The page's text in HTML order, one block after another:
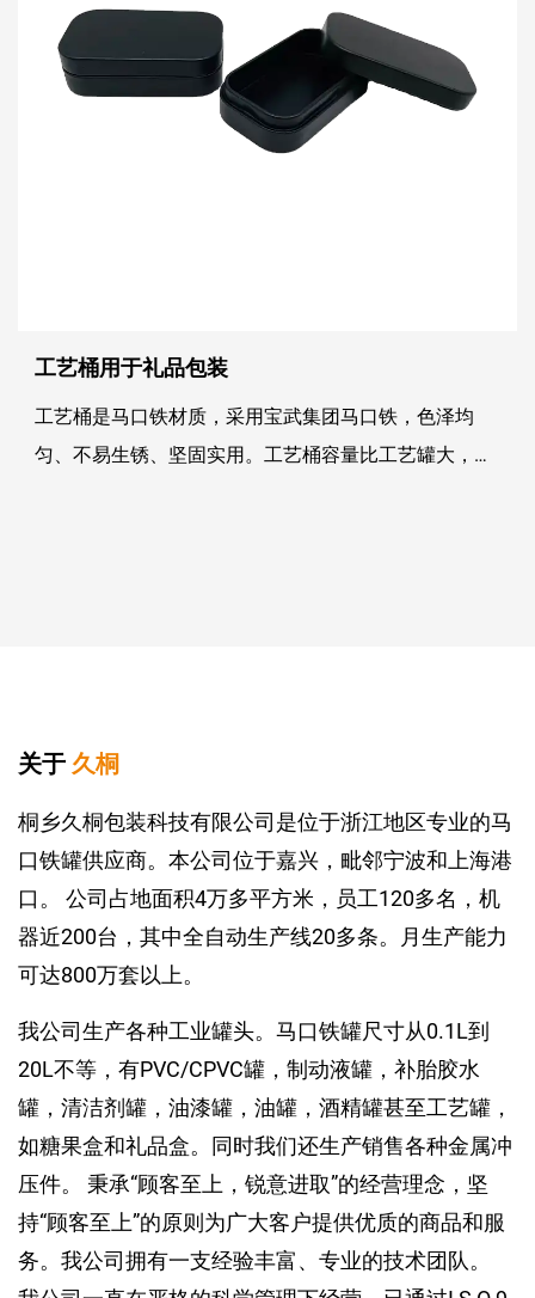
工艺桶用于礼品包装
工艺桶是马口铁材质，采用宝武集团马口铁，色泽均
匀、不易生锈、坚固实用。工艺桶容量比工艺罐大，生
关于 久桐
桐乡久桐包装科技有限公司是位于浙江地区专业的马
口铁罐供应商。本公司位于嘉兴，毗邻宁波和上海港
口。 公司占地面积4万多平方米，员工120多名，机
器近200台，其中全自动生产线20多条。月生产能力
可达800万套以上。
我公司生产各种工业罐头。马口铁罐尺寸从0.1L到
20L不等，有PVC/CPVC罐，制动液罐，补胎胶水
罐，清洁剂罐，油漆罐，油罐，酒精罐甚至工艺罐，
如糖果盒和礼品盒。同时我们还生产销售各种金属冲
压件。 秉承“顾客至上，锐意进取”的经营理念，坚
持“顾客至上”的原则为广大客户提供优质的商品和服
务。我公司拥有一支经验丰富、专业的技术团队。